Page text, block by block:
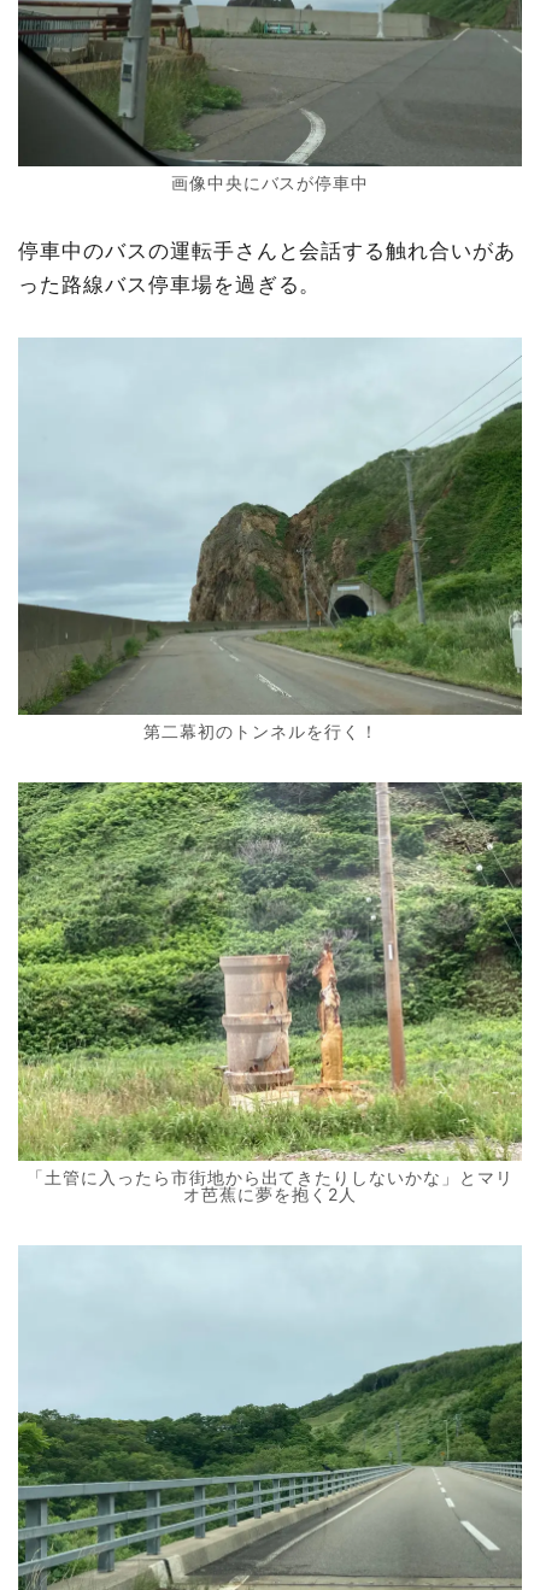
画像中央にバスが停車中
停車中のバスの運転手さんと会話する触れ合いがあ
った路線バス停車場を過ぎる。
第二幕初のトンネルを行く！
「土管に入ったら市街地から出てきたりしないかな」とマリ
オ芭蕉に夢を抱く2人